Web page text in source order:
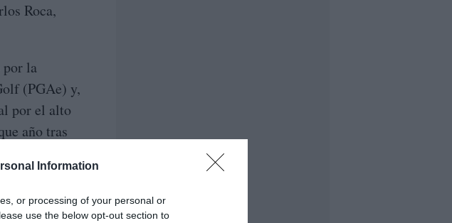
Information
or processing of your personal or
use the below opt-out section to
Roca,
por la
(PGAe) y,
por el alto
año tras
que